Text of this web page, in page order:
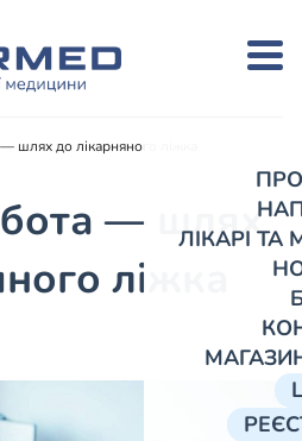
ЛІКАРІ
шлях до лікарняного ліжка
— шлях
ліжка